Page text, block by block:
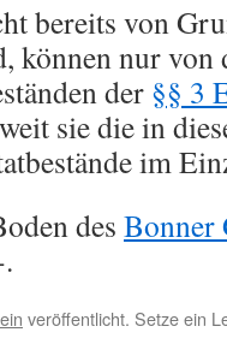
bereits von
können nur von
der §§ 3
sie die in
im
des Bonner
veröffentlicht. Setze ein